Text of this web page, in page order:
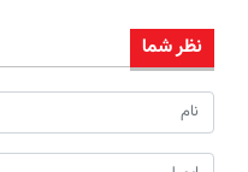
نظر شما